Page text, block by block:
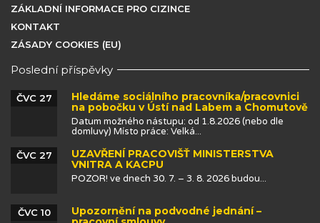
ZÁKLADNÍ INFORMACE PRO CIZINCE
KONTAKT
ZÁSADY COOKIES (EU)
Poslední příspěvky
Hledáme sociálního pracovníka/pracovnici
na pobočku v Ústí nad Labem a Chomutově
ČVC 27
Datum možného nástupu: od 1.8.2026 (nebo dle
domluvy) Místo práce: Velká...
UZAVŘENÍ PRACOVIŠŤ MINISTERSTVA
VNITRA A KACPU
ČVC 27
POZOR! ve dnech 30. 7. – 3. 8. 2026 budou...
Upozornění na podvodné jednání –
ČVC 10